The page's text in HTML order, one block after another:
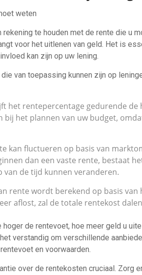
weten
te houden met de rente die u
voor het uitlenen van geld. Het is
kan zijn op uw lening.
van toepassing kunnen zijn op
het rentepercentage gedurende de
bij het plannen van uw budget,
kan fluctueren op basis van
dan een vaste rente, bestaat
van de tijd kunnen veranderen.
rente wordt berekend op basis van
aflost, zal de totale rentekost
de rentevoet, hoe meer geld u
verstandig om verschillende
en voorwaarden.
over de rentekosten cruciaal. Zorg